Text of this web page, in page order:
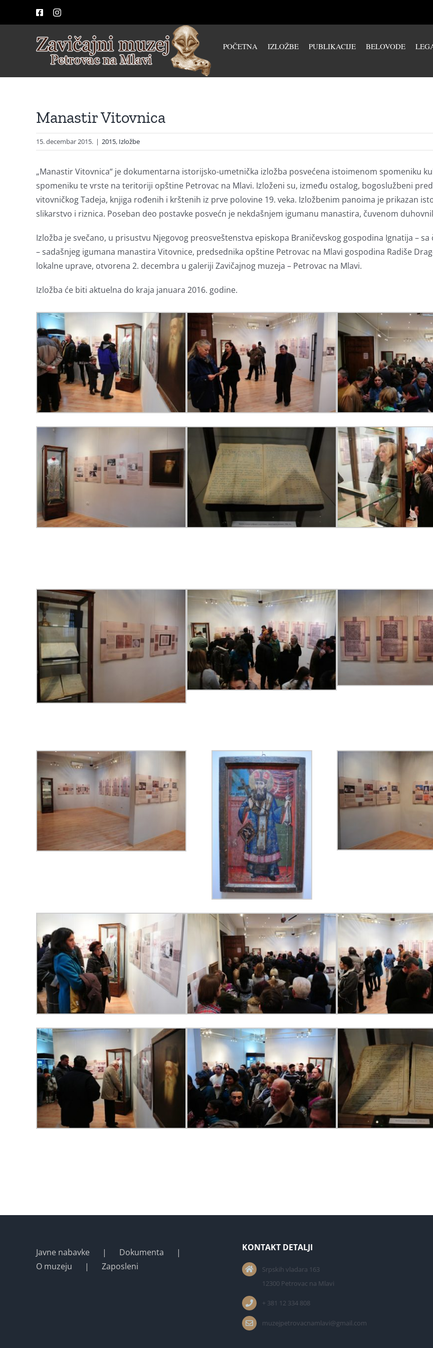
FacebookInstagram
POČETNA IZLOŽBE PUBLIKACIJE BELOVODE
Manastir Vitovnica
15. decembar 2015. | 2015, Izložbe
„Manastir Vitovnica“ je dokumentarna istorijsko-umetnička izložba posvećena istoimenom spomeniku
spomeniku te vrste na teritoriji opštine Petrovac na Mlavi. Izloženi su, između ostalog, bogoslužbeni
vitovničkog Tadeja, knjiga rođenih i krštenih iz prve polovine 19. veka. Izložbenim panoima je prikazan
slikarstvo i riznica. Poseban deo postavke posvećn je nekdašnjem igumanu manastira, čuvenom
Izložba je svečano, u prisustvu Njegovog preosveštenstva episkopa Braničevskog gospodina Ignatija –
– sadašnjeg igumana manastira Vitovnice, predsednika opštine Petrovac na Mlavi gospodina Radiše
lokalne uprave, otvorena 2. decembra u galeriji Zavičajnog muzeja – Petrovac na Mlavi.
Izložba će biti aktuelna do kraja januara 2016. godine.
Javne nabavke
Dokumenta
O muzeju
Zaposleni
KONTAKT DETALJI
Srpskih vladara 163
12300 Petrovac na Mlavi
+ 381 12 334 808
muzejpetrovacnamlavi@gmail.com